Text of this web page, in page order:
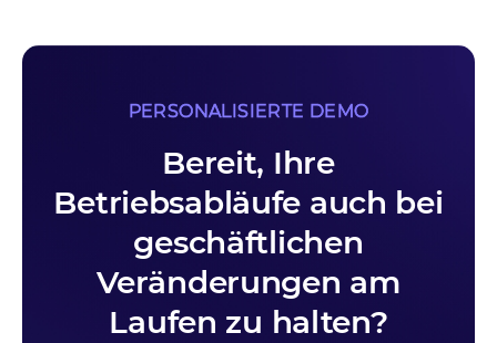
PERSONALISIERTE DEMO
Bereit, Ihre
Betriebsabläufe auch bei
geschäftlichen
Veränderungen am
Laufen zu halten?